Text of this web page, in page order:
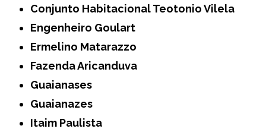
Conjunto Habitacional Teotonio Vilela
Engenheiro Goulart
Ermelino Matarazzo
Fazenda Aricanduva
Guaianases
Guaianazes
Itaim Paulista